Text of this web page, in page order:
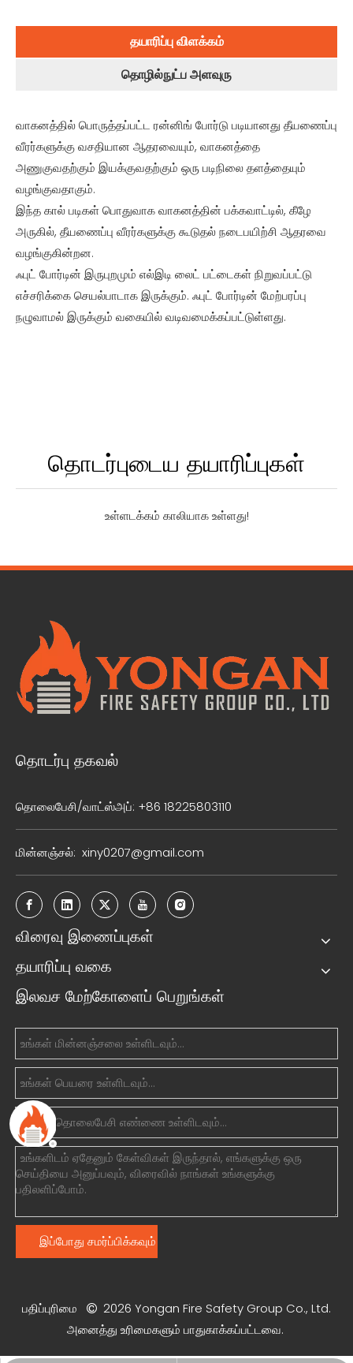
தயாரிப்பு விளக்கம்
தொழில்நுட்ப அளவுரு
வாகனத்தில் பொருத்தப்பட்ட ரன்னிங் போர்டு படியானது தீயணைப்பு
வீரர்களுக்கு வசதியான ஆதரவையும், வாகனத்தை
அணுகுவதற்கும் இயக்குவதற்கும் ஒரு படிநிலை தளத்தையும்
வழங்குவதாகும்.
இந்த கால் படிகள் பொதுவாக வாகனத்தின் பக்கவாட்டில், கீழே
அருகில், தீயணைப்பு வீரர்களுக்கு கூடுதல் நடைபயிற்சி ஆதரவை
வழங்குகின்றன.
ஃபுட் போர்டின் இருபுறமும் எல்இடி லைட் பட்டைகள் நிறுவப்பட்டு
எச்சரிக்கை செயல்பாடாக இருக்கும். ஃபுட் போர்டின் மேற்பரப்பு
நழுவாமல் இருக்கும் வகையில் வடிவமைக்கப்பட்டுள்ளது.
தொடர்புடைய தயாரிப்புகள்
உள்ளடக்கம் காலியாக உள்ளது!
தொடர்பு தகவல்
தொலைபேசி/வாட்ஸ்அப்: +86 18225803110
மின்னஞ்சல்: xiny0207@gmail.com
விரைவு இணைப்புகள்
தயாரிப்பு வகை
இலவச மேற்கோளைப் பெறுங்கள்
இப்போது சமர்ப்பிக்கவும்
பதிப்புரிமை  2026 Yongan Fire Safety Group Co., Ltd.
அனைத்து உரிமைகளும் பாதுகாக்கப்பட்டவை.